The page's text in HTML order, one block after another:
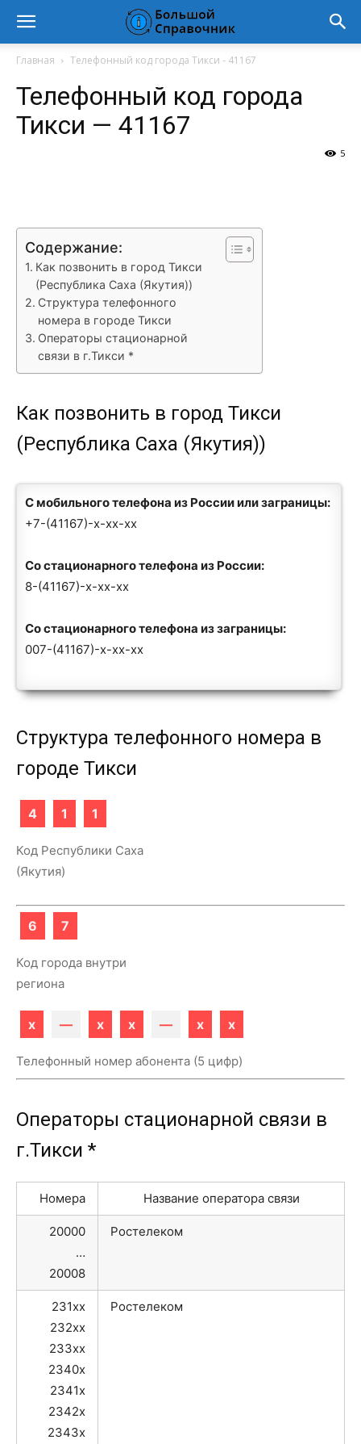
Главная Телефонный код города Тикси - 41167
Телефонный код города
Тикси — 41167
5
Содержание:
Как позвонить в город Тикси
(Республика Саха (Якутия))
Структура телефонного
номера в городе Тикси
Операторы стационарной
связи в г.Тикси *
Как позвонить в город Тикси
(Республика Саха (Якутия))
С мобильного телефона из России или заграницы:
+7-(41167)-x-xx-xx
Со стационарного телефона из России:
8-(41167)-x-xx-xx
Со стационарного телефона из заграницы:
007-(41167)-x-xx-xx
Структура телефонного номера в
городе Тикси
4 1 1
Код Республики Саха
(Якутия)
6 7
Код города внутри
региона
x — x x — x x
Телефонный номер абонента (5 цифр)
Операторы стационарной связи в
г.Тикси *
Номера Название оператора связи
20000
…
20008
Ростелеком
231xx
232xx
233xx
2340x
2341x
2342x
2343x
Ростелеком